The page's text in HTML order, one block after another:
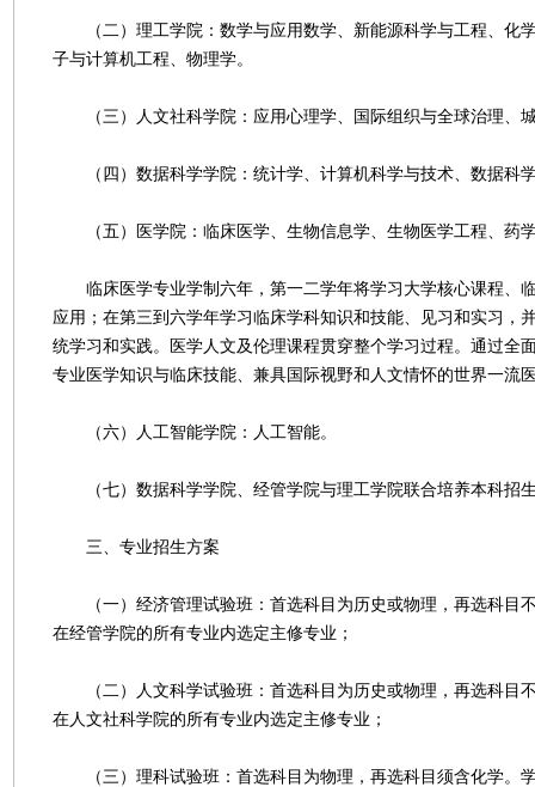
（二）理工学院：数学与应用数学、新能源科学与工程、化
子与计算机工程、物理学。
（三）人文社科学院：应用心理学、国际组织与全球治理、
（四）数据科学学院：统计学、计算机科学与技术、数据科
（五）医学院：临床医学、生物信息学、生物医学工程、药
临床医学专业学制六年，第一二学年将学习大学核心课程、
应用；在第三到六学年学习临床学科知识和技能、见习和实习，
统学习和实践。医学人文及伦理课程贯穿整个学习过程。通过全
专业医学知识与临床技能、兼具国际视野和人文情怀的世界一流
（六）人工智能学院：人工智能。
（七）数据科学学院、经管学院与理工学院联合培养本科招
三、专业招生方案
（一）经济管理试验班：首选科目为历史或物理，再选科目
在经管学院的所有专业内选定主修专业；
（二）人文科学试验班：首选科目为历史或物理，再选科目
在人文社科学院的所有专业内选定主修专业；
（三）理科试验班：首选科目为物理，再选科目须含化学。